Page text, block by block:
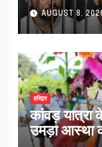
साथ लगाईं
AUGUST 8,
हरिद्वार
कांवड़ यात्रा
उमड़ा आस्था